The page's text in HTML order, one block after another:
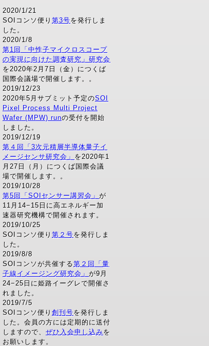
2020/1/21
SOIコンソ便り 第3号を発行しま
した。
2020/1/8
第1回「中性子マイクロスコープ
の実現に向けた調査研究」研究会
を2020年2月7日（金）につくば
国際会議場で開催します。。
2019/12/23
2020年5月サブミット予定のSOI
Pixel Process Multi Project
Wafer (MPW) runの受付を開始
しました。
2019/12/19
第４回「3次元積層半導体量子イ
メージセンサ研究会」 を2020年1
月27日（月）につくば国際会議
場で開催します。。
2019/10/28
第5回「SOIセンサー講習会」 が
11月14−15日に高エネルギー加
速器研究機構で開催されます。
2019/10/25
SOIコンソ便り 第２号を発行しま
した。
2019/8/8
SOIコンソが共催する第２回「量
子線イメージング研究会」 が9月
24−25日に姫路イーグレで開催さ
れました。
2019/7/5
SOIコンソ便り 創刊号を発行しま
した。会員の方には定期的に送付
しますので、 ぜひ入会申し込みを
お願いします。